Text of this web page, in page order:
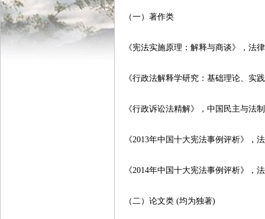
（一）著作类
《宪法实施原理：解释与商谈》，法
《行政法解释学研究：基础理论、实
《行政诉讼法精解》，中国民主与法
《2013年中国十大宪法事例评析》，
《2014年中国十大宪法事例评析》，
（二）论文类 (均为独著)